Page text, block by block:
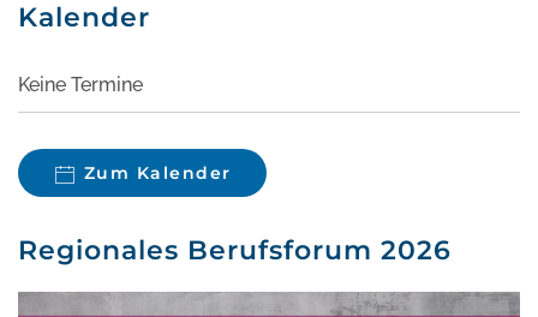
Kalender
Keine Termine
Zum Kalender
Regionales Berufsforum 2026